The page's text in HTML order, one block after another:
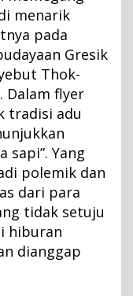
menarik
pada
Gresik
Thok-
Dalam flyer
tradisi adu
sapi”. Yang
polemik dan
dari para
tidak setuju
hiburan
dianggap